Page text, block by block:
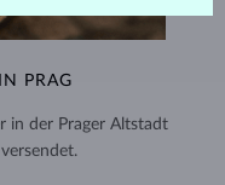
PRAG
in der Prager Altstadt